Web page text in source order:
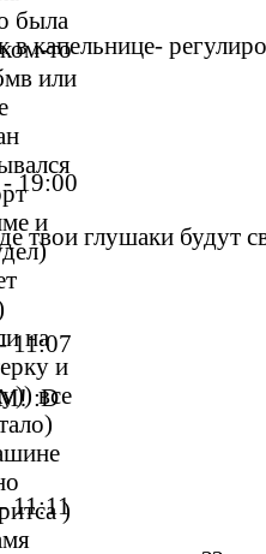
в капельнице-
19:00
твои глушаки будут
11:07
:D
11:11
была
то
или
и
на
и
все
)